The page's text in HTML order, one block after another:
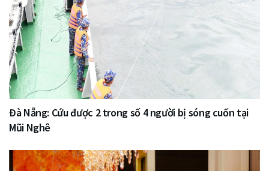
Đà Nẵng: Cứu được 2 trong số 4 người bị sóng cuốn tại
Mũi Nghê